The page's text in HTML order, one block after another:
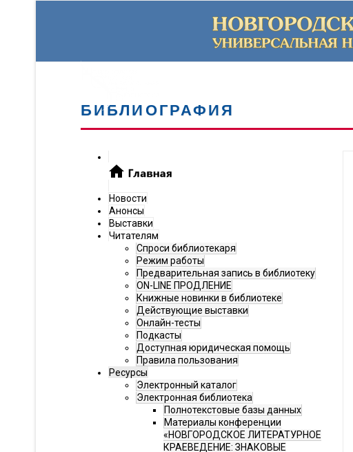
БИБЛИОГРАФИЯ
Новости
Анонсы
Выставки
Читателям
Спроси библиотекаря
Режим работы
Предварительная запись в библиотеку
ON-LINE ПРОДЛЕНИЕ
Книжные новинки в библиотеке
Действующие выставки
Онлайн-тесты
Подкасты
Доступная юридическая помощь
Правила пользования
Ресурсы
Электронный каталог
Электронная библиотека
Полнотекстовые базы данных
Материалы конференции
«НОВГОРОДСКОЕ ЛИТЕРАТУРНОЕ
КРАЕВЕДЕНИЕ: ЗНАКОВЫЕ